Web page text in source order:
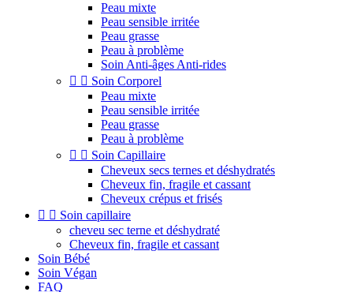
Peau mixte
Peau sensible irritée
Peau grasse
Peau à problème
Soin Anti-âges Anti-rides
  Soin Corporel
Peau mixte
Peau sensible irritée
Peau grasse
Peau à problème
  Soin Capillaire
Cheveux secs ternes et déshydratés
Cheveux fin, fragile et cassant
Cheveux crépus et frisés
  Soin capillaire
cheveu sec terne et déshydraté
Cheveux fin, fragile et cassant
Soin Bébé
Soin Végan
FAQ